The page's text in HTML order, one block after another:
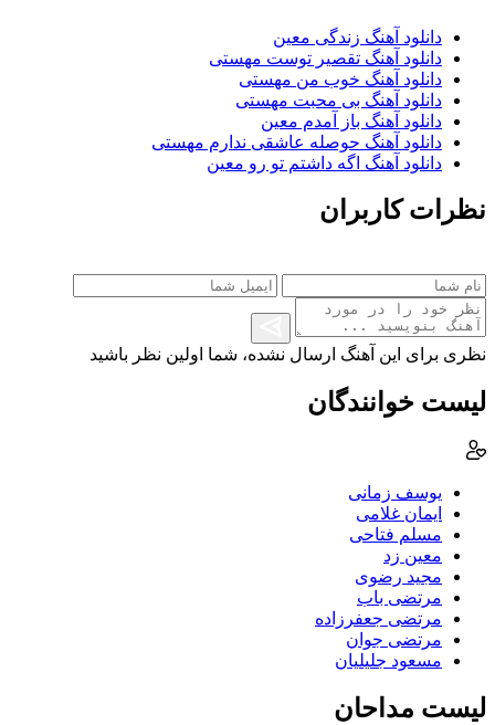
دانلود آهنگ زندگی معین
دانلود آهنگ تقصیر توست مهستی
دانلود آهنگ خوب من مهستی
دانلود آهنگ بی محبت مهستی
دانلود آهنگ باز آمدم معین
دانلود آهنگ حوصله عاشقی ندارم مهستی
دانلود آهنگ اگه داشتم تو رو معین
نظرات کاربران
نظری برای این آهنگ ارسال نشده، شما اولین نظر باشید
لیست خوانندگان
یوسف زمانی
ایمان غلامی
مسلم فتاحی
معین زد
مجید رضوی
مرتضی باب
مرتضی جعفرزاده
مرتضی جوان
مسعود جلیلیان
لیست مداحان